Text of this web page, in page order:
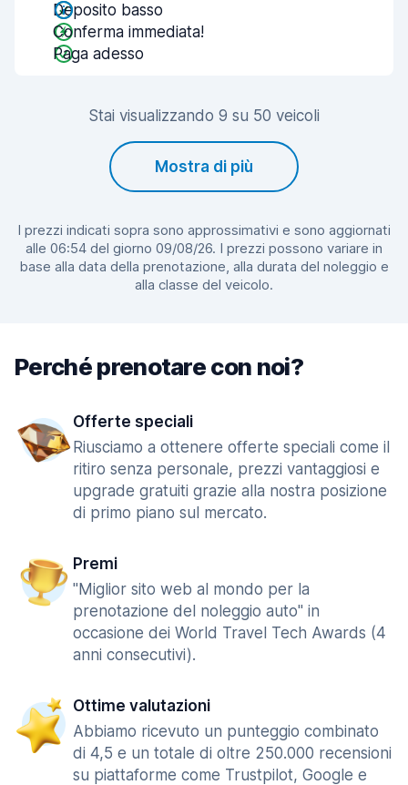
Deposito basso
Conferma immediata!
Paga adesso
Stai visualizzando 9 su 50 veicoli
Mostra di più
I prezzi indicati sopra sono approssimativi e sono aggiornati
alle 06:54 del giorno 09/08/26. I prezzi possono variare in
base alla data della prenotazione, alla durata del noleggio e
alla classe del veicolo.
Perché prenotare con noi?
Offerte speciali
Riusciamo a ottenere offerte speciali come il
ritiro senza personale, prezzi vantaggiosi e
upgrade gratuiti grazie alla nostra posizione
di primo piano sul mercato.
Premi
"Miglior sito web al mondo per la
prenotazione del noleggio auto" in
occasione dei World Travel Tech Awards (4
anni consecutivi).
Ottime valutazioni
Abbiamo ricevuto un punteggio combinato
di 4,5 e un totale di oltre 250.000 recensioni
su piattaforme come Trustpilot, Google e